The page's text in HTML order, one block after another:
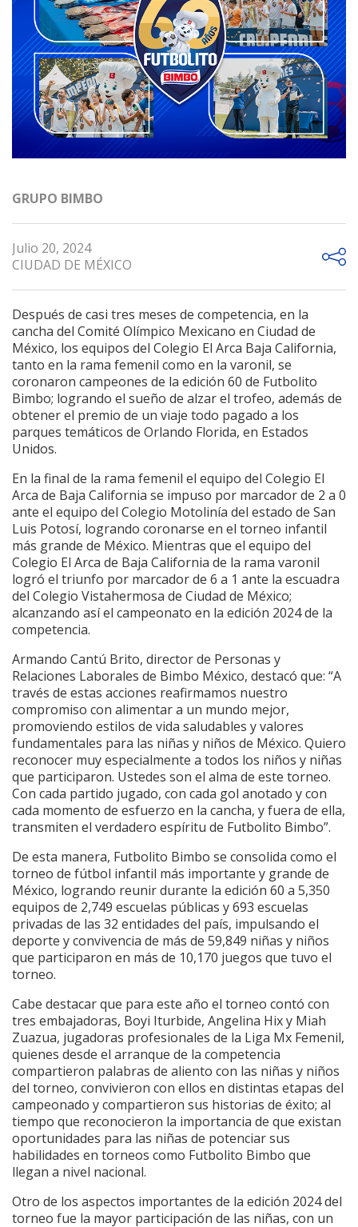
GRUPO BIMBO
Julio 20, 2024
CIUDAD DE MÉXICO
Después de casi tres meses de competencia, en la
cancha del Comité Olímpico Mexicano en Ciudad de
México, los equipos del Colegio El Arca Baja California,
tanto en la rama femenil como en la varonil, se
coronaron campeones de la edición 60 de Futbolito
Bimbo; logrando el sueño de alzar el trofeo, además de
obtener el premio de un viaje todo pagado a los
parques temáticos de Orlando Florida, en Estados
Unidos.
En la final de la rama femenil el equipo del Colegio El
Arca de Baja California se impuso por marcador de 2 a 0
ante el equipo del Colegio Motolinía del estado de San
Luis Potosí, logrando coronarse en el torneo infantil
más grande de México. Mientras que el equipo del
Colegio El Arca de Baja California de la rama varonil
logró el triunfo por marcador de 6 a 1 ante la escuadra
del Colegio Vistahermosa de Ciudad de México;
alcanzando así el campeonato en la edición 2024 de la
competencia.
Armando Cantú Brito, director de Personas y
Relaciones Laborales de Bimbo México, destacó que: “A
través de estas acciones reafirmamos nuestro
compromiso con alimentar a un mundo mejor,
promoviendo estilos de vida saludables y valores
fundamentales para las niñas y niños de México. Quiero
reconocer muy especialmente a todos los niños y niñas
que participaron. Ustedes son el alma de este torneo.
Con cada partido jugado, con cada gol anotado y con
cada momento de esfuerzo en la cancha, y fuera de ella,
transmiten el verdadero espíritu de Futbolito Bimbo”.
De esta manera, Futbolito Bimbo se consolida como el
torneo de fútbol infantil más importante y grande de
México, logrando reunir durante la edición 60 a 5,350
equipos de 2,749 escuelas públicas y 693 escuelas
privadas de las 32 entidades del país, impulsando el
deporte y convivencia de más de 59,849 niñas y niños
que participaron en más de 10,170 juegos que tuvo el
torneo.
Cabe destacar que para este año el torneo contó con
tres embajadoras, Boyi Iturbide, Angelina Hix y Miah
Zuazua, jugadoras profesionales de la Liga Mx Femenil,
quienes desde el arranque de la competencia
compartieron palabras de aliento con las niñas y niños
del torneo, convivieron con ellos en distintas etapas del
campeonado y compartieron sus historias de éxito; al
tiempo que reconocieron la importancia de que existan
oportunidades para las niñas de potenciar sus
habilidades en torneos como Futbolito Bimbo que
llegan a nivel nacional.
Otro de los aspectos importantes de la edición 2024 del
torneo fue la mayor participación de las niñas, con un